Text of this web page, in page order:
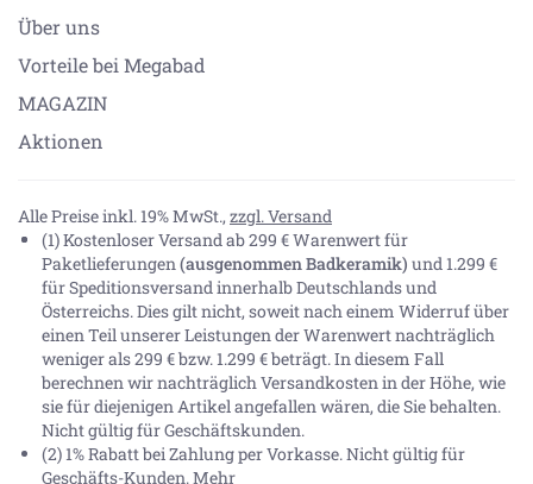
Über uns
Vorteile bei Megabad
MAGAZIN
Aktionen
Alle Preise inkl. 19% MwSt., zzgl. Versand
(1) Kostenloser Versand ab 299 € Warenwert für
Paketlieferungen(ausgenommen Badkeramik) und 1.299 €
für Speditionsversand innerhalb Deutschlands und
Österreichs. Dies gilt nicht, soweit nach einem Widerruf über
einen Teil unserer Leistungen der Warenwert nachträglich
weniger als 299 € bzw. 1.299 € beträgt. In diesem Fall
berechnen wir nachträglich Versandkosten in der Höhe, wie
sie für diejenigen Artikel angefallen wären, die Sie behalten.
Nicht gültig für Geschäftskunden.
(2) 1% Rabatt bei Zahlung per Vorkasse. Nicht gültig für
Geschäfts-Kunden.Mehr